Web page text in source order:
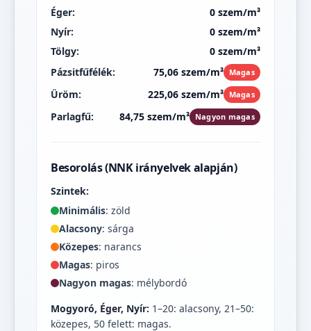
Éger:
0 szem/m³
Nyír:
0 szem/m³
Tölgy:
0 szem/m³
Pázsitfűfélék:
75,06 szem/m³ Magas
Üröm: 225,06 szem/m³ Magas
Parlagfű: 84,75 szem/m³ Nagyon magas
Besorolás (NNK irányelvek alapján)
Szintek:
Minimális: zöld
Alacsony: sárga
Közepes: narancs
Magas: piros
Nagyon magas: mélybordó
Mogyoró, Éger, Nyír: 1–20: alacsony, 21–50:
közepes, 50 felett: magas.